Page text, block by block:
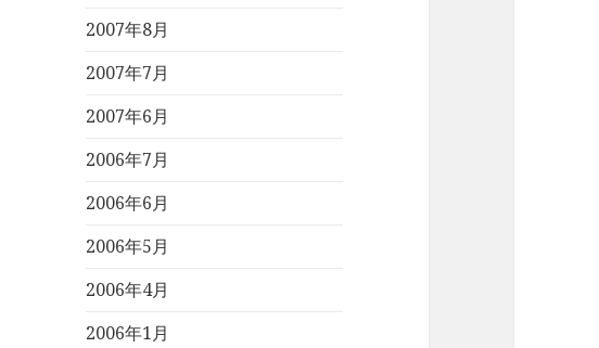
2007年8月
2007年7月
2007年6月
2006年7月
2006年6月
2006年5月
2006年4月
2006年1月